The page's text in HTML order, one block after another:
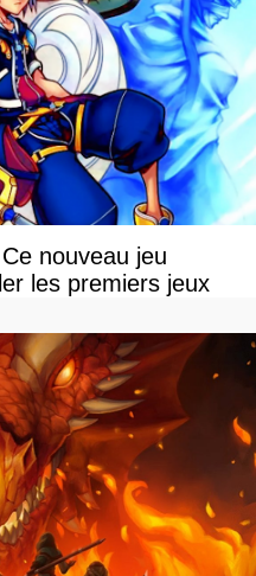
nouveau jeu
les premiers jeux